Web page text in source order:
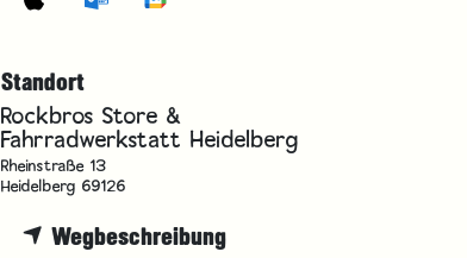
Standort
Rockbros Store &
Fahrradwerkstatt Heidelberg
Rheinstraße 13
Heidelberg 69126
Wegbeschreibung